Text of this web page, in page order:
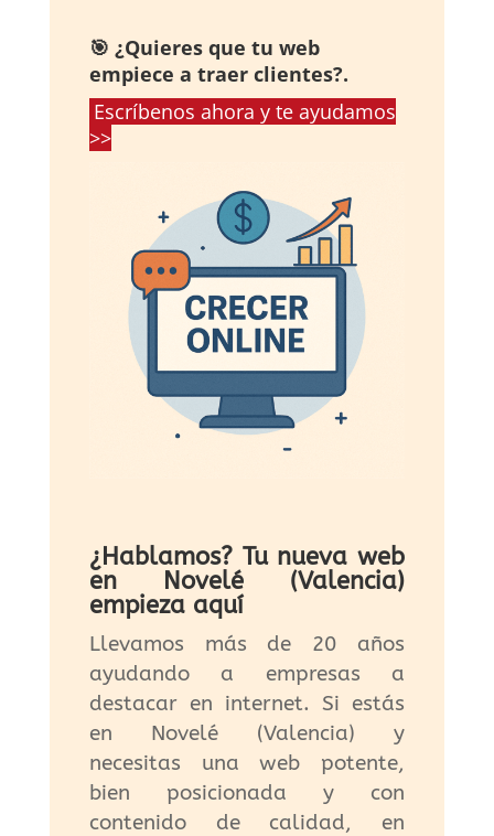
🎯 ¿Quieres que tu web
empiece a traer clientes?.
Escríbenos ahora y te ayudamos
>>
¿Hablamos? Tu nueva web
en Novelé (Valencia)
empieza aquí
Llevamos más de 20 años
ayudando a empresas a
destacar en internet. Si estás
en Novelé (Valencia) y
necesitas una web potente,
bien posicionada y con
contenido de calidad, en